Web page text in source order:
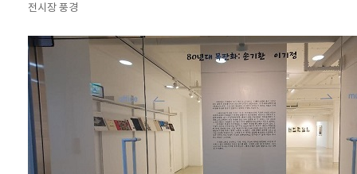
전시장 풍경